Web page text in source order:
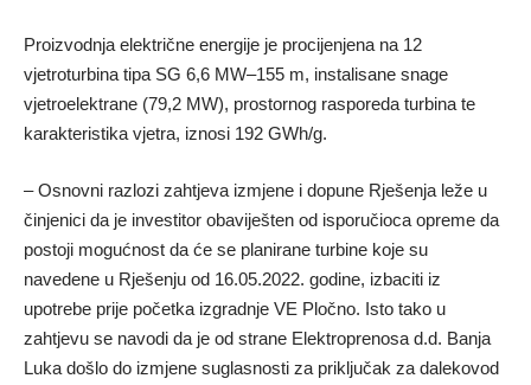
Proizvodnja električne energije je procijenjena na 12
vjetroturbina tipa SG 6,6 MW–155 m, instalisane snage
vjetroelektrane (79,2 MW), prostornog rasporeda turbina te
karakteristika vjetra, iznosi 192 GWh/g.
– Osnovni razlozi zahtjeva izmjene i dopune Rješenja leže u
činjenici da je investitor obaviješten od isporučioca opreme da
postoji mogućnost da će se planirane turbine koje su
navedene u Rješenju od 16.05.2022. godine, izbaciti iz
upotrebe prije početka izgradnje VE Pločno. Isto tako u
zahtjevu se navodi da je od strane Elektroprenosa d.d. Banja
Luka došlo do izmjene suglasnosti za priključak za dalekovod